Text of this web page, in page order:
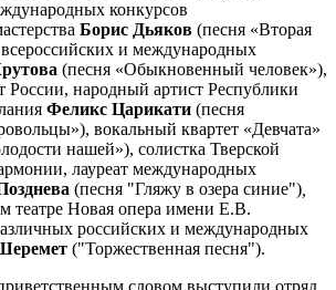
конкурсов
Борис Дьяков (песня «Вторая
и международных
(песня «Обыкновенный человек»),
России, народный артист Республики
Феликс Царикати (песня
вокальный квартет «Девчата»
нашей»), солистка Тверской
лауреат международных
(песня "Гляжу в озера синие"),
театре Новая опера имени Е.В.
российских и международных
("Торжественная песня").